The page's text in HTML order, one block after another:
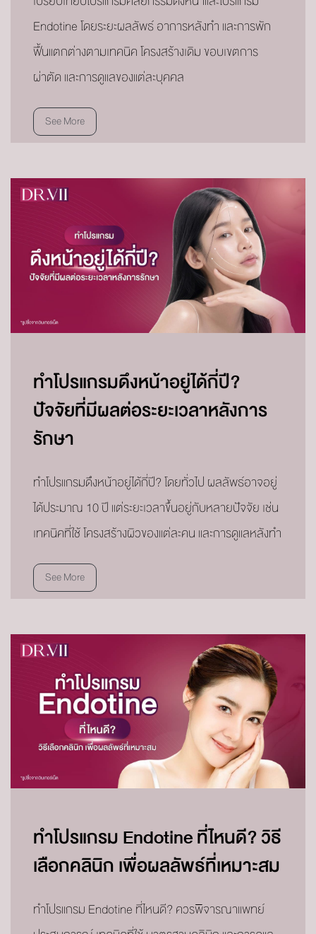
Endotine โดยระยะผลลัพธ์ อาการหลังทำ และการพัก
ฟื้นแตกต่างตามเทคนิค โครงสร้างเดิม ขอบเขตการ
ผ่าตัด และการดูแลของแต่ละบุคคล
See More
ทำโปรแกรมดึงหน้าอยู่ได้กี่ปี?
ปัจจัยที่มีผลต่อระยะเวลาหลังการ
รักษา
ทำโปรแกรมดึงหน้าอยู่ได้กี่ปี? โดยทั่วไป ผลลัพธ์อาจอยู่
ได้ประมาณ 10 ปี แต่ระยะเวลาขึ้นอยู่กับหลายปัจจัย เช่น
เทคนิคที่ใช้ โครงสร้างผิวของแต่ละคน และการดูแลหลังทำ
See More
ทำโปรแกรม Endotine ที่ไหนดี? วิธี
เลือกคลินิก เพื่อผลลัพธ์ที่เหมาะสม
ทำโปรแกรม Endotine ที่ไหนดี? ควรพิจารณาแพทย์